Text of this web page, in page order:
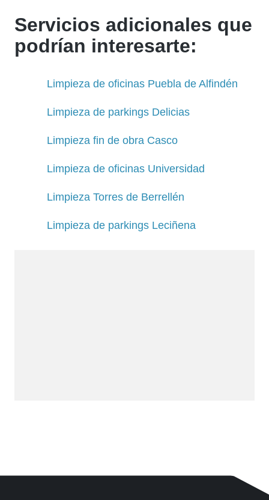
Servicios adicionales que
podrían interesarte:
Limpieza de oficinas Puebla de Alfindén
Limpieza de parkings Delicias
Limpieza fin de obra Casco
Limpieza de oficinas Universidad
Limpieza Torres de Berrellén
Limpieza de parkings Leciñena